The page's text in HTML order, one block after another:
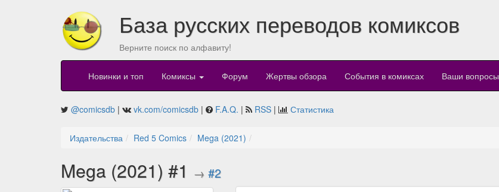
База русских переводов комиксов
Верните поиск по алфавиту!
Новинки и топ Комиксы Форум Жертвы обзора События в комиксах Ваши вопросы
@comicsdb | vk.com/comicsdb | F.A.Q. | RSS | Статистика
Издательства Red 5 Comics Mega (2021)
Mega (2021) #1 → #2